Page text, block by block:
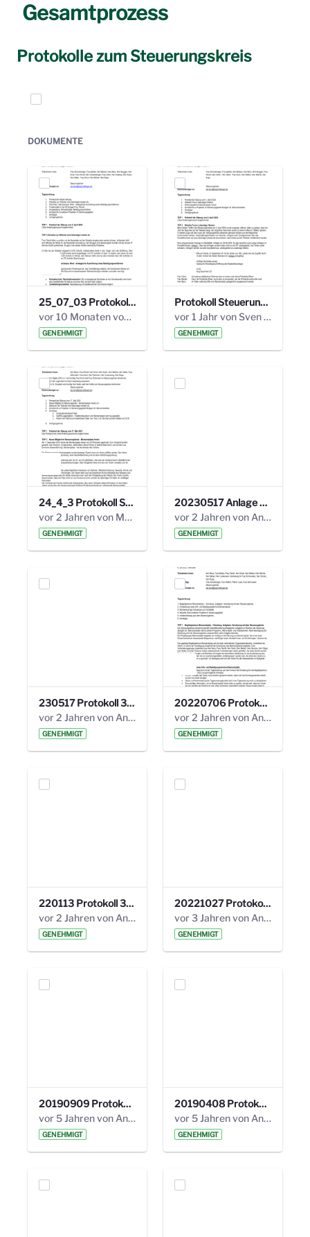
Gesamtprozess
Protokolle zum Steuerungskreis
Elemente auswählen
DOKUMENTE
25_07_03 Protokoll Steuerungskreis.pdf
vor 10 Monaten von Alexander Orlowski
GENEHMIGT
Protokoll Steuerungskreis_06.02.2025 .pdf
vor 1 Jahr von Sven Hitzler
GENEHMIGT
24_4_3 Protokoll Steuerungskreis.pdf
vor 2 Jahren von Marcel Eckert
GENEHMIGT
20230517 Anlage 1_35. Steuerungskreis.pdf
vor 2 Jahren von Anni Schlumberger
GENEHMIGT
230517 Protokoll 35. Steuerungskreis.pdf
vor 2 Jahren von Anni Schlumberger
GENEHMIGT
20220706 Protokoll 33. Steuerungskreis.pdf
vor 2 Jahren von Anni Schlumberger
GENEHMIGT
220113 Protokoll 32. Steuerungskreis.pdf
vor 2 Jahren von Anni Schlumberger
GENEHMIGT
20221027 Protokoll 34. Steuerungskreis.pdf
vor 3 Jahren von Anni Schlumberger
GENEHMIGT
20190909 Protokoll 27. Steuerungskreis.pdf
vor 5 Jahren von Anni Schlumberger
GENEHMIGT
20190408 Protokoll 26. Steuerungskreis.pdf
vor 5 Jahren von Anni Schlumberger
GENEHMIGT